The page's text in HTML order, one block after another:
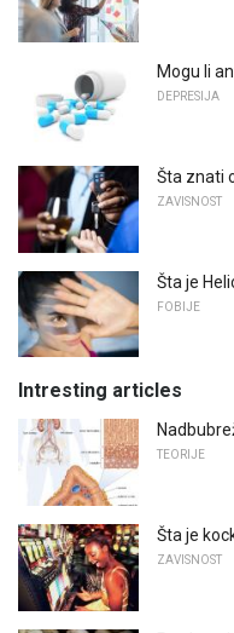
Mogu li
DEPRESIJA
Šta znati
ZAVISNOST
Šta je
FOBIJE
Intresting articles
TEORIJE
Šta je
ZAVISNOST